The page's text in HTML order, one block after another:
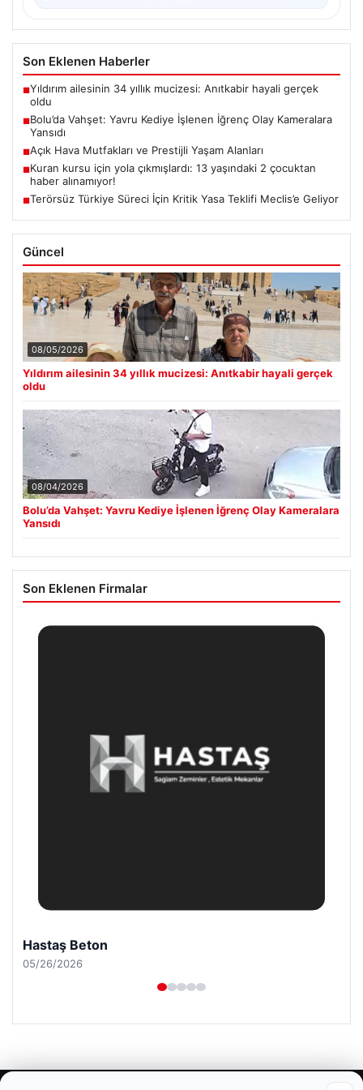
Son Eklenen Haberler
■Yıldırım ailesinin 34 yıllık mucizesi: Anıtkabir hayali gerçek
oldu
■Bolu’da Vahşet: Yavru Kediye İşlenen İğrenç Olay Kameralara
Yansıdı
■Açık Hava Mutfakları ve Prestijli Yaşam Alanları
■Kuran kursu için yola çıkmışlardı: 13 yaşındaki 2 çocuktan
haber alınamıyor!
■Terörsüz Türkiye Süreci İçin Kritik Yasa Teklifi Meclis’e Geliyor
Güncel
08/05/2026
Yıldırım ailesinin 34 yıllık mucizesi: Anıtkabir hayali gerçek
oldu
08/04/2026
Bolu’da Vahşet: Yavru Kediye İşlenen İğrenç Olay Kameralara
Yansıdı
Son Eklenen Firmalar
Prenses Night Club
04/29/2026